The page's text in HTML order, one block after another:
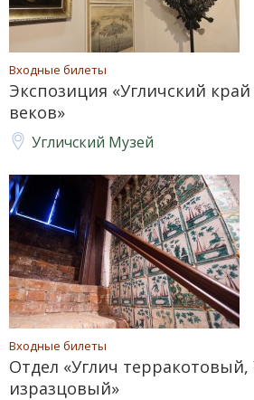
Входные билеты
Экспозиция «Угличский край
веков»
Угличский Музей
Входные билеты
Отдел «Углич терракотовый,
изразцовый»